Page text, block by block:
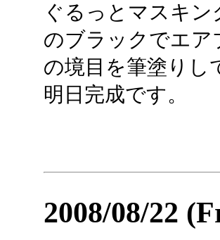
ぐるっとマスキ
のブラックでエア
の境目を筆塗りし
明日完成です。
2008/08/22